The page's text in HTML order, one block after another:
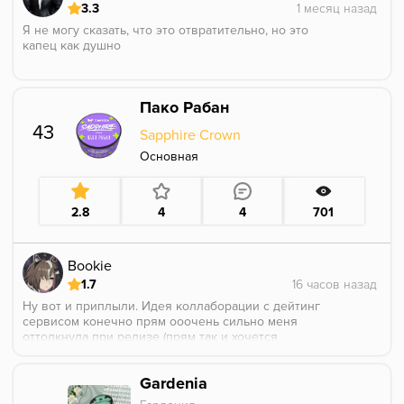
3.3
Я не могу сказать, что это отвратительно, но это
капец как душно
хамам с арома маслами Монталя, было тяжеловато
вдыхать)
Для интереса попробовать можно
43
Пако Рабан
Sapphire Crown
Основная
2.8 4 4 701
Bookie
1.7
Ну вот и приплыли. Идея коллаборации с дейтинг
сервисом конечно прям ооочень сильно меня
оттолкнула при релизе (прям так и хочется
собрались делать духи), но приключения начались
дальше.
Gardenia